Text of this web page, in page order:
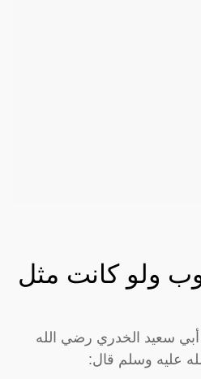
ولو كانت مثل
سعيد الخدري رضي الله
عليه وسلم قال: